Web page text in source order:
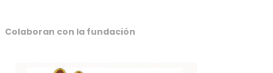
Colaboran con la fundación